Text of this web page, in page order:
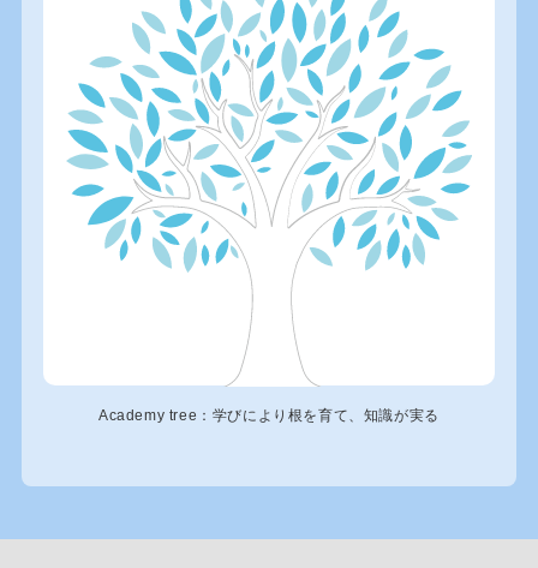
Academy tree：学びにより根を育て、知識が実る